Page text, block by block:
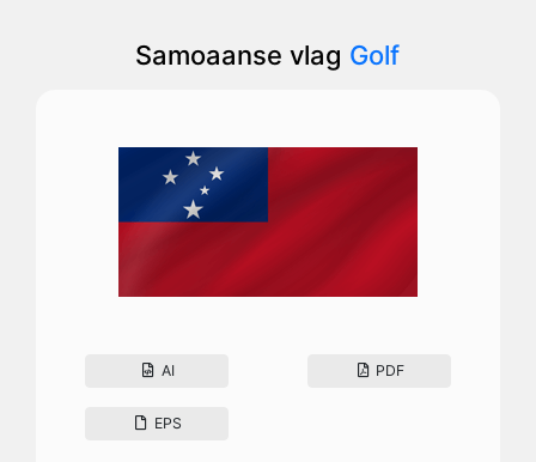
Samoaanse vlag Golf
AI PDF
EPS